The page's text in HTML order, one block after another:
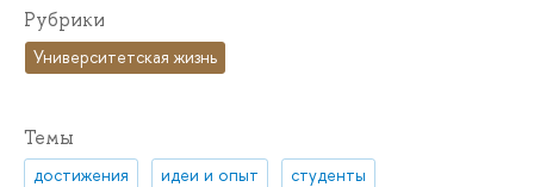
Рубрики
Университетская жизнь
Темы
достижения идеи и опыт
студенты